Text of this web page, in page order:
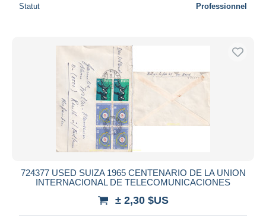
Statut Professionnel
724377 USED SUIZA 1965 CENTENARIO DE LA UNION
INTERNACIONAL DE TELECOMUNICACIONES
± 2,30 $US